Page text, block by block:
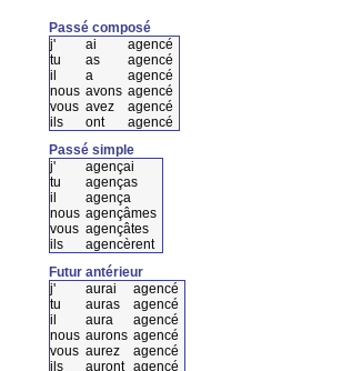
Passé composé
j'
ai
agencé
tu
as
agencé
il
a
agencé
nous avons agencé
vous avez
agencé
ils
ont
agencé
Passé simple
j'
agençai
tu
agenças
il
agença
nous agençâmes
vous agençâtes
ils
agencèrent
Futur antérieur
j'
aurai
agencé
tu
auras
agencé
il
aura
agencé
nous aurons agencé
vous aurez
agencé
ils
auront agencé